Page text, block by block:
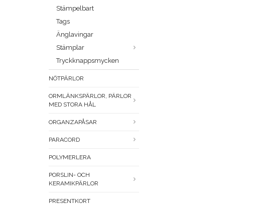
Stämpelbart
Tags
Änglavingar
Stämplar
Tryckknappsmycken
NÖTPÄRLOR
ORMLÄNKSPÄRLOR, PÄRLOR
MED STORA HÅL
ORGANZAPÅSAR
PARACORD
POLYMERLERA
PORSLIN- OCH
KERAMIKPÄRLOR
PRESENTKORT